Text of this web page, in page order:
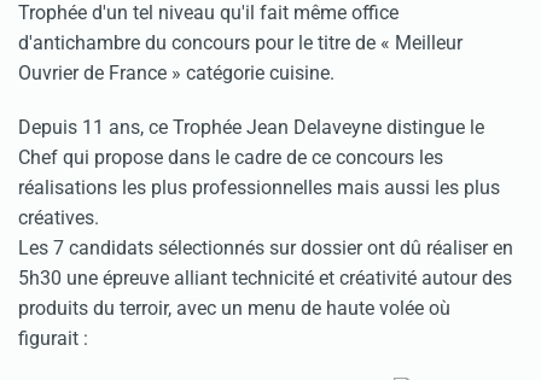
Trophée d'un tel niveau qu'il fait même office
d'antichambre du concours pour le titre de « Meilleur
Ouvrier de France » catégorie cuisine.
Depuis 11 ans, ce Trophée Jean Delaveyne distingue le
Chef qui propose dans le cadre de ce concours les
réalisations les plus professionnelles mais aussi les plus
créatives.
Les 7 candidats sélectionnés sur dossier ont dû réaliser en
5h30 une épreuve alliant technicité et créativité autour des
produits du terroir, avec un menu de haute volée où
figurait :